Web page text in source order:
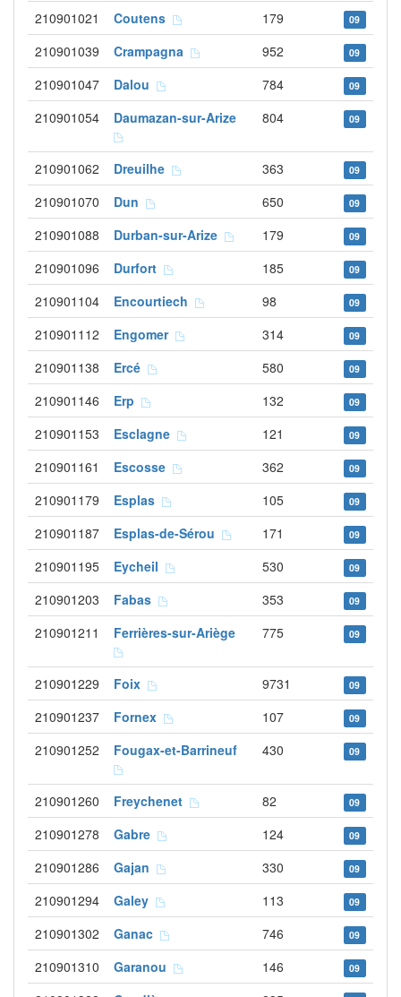
210901021 Coutens 179 09
210901039 Crampagna 952 09
210901047 Dalou 784 09
210901054 Daumazan-sur-Arize 804 09
210901062 Dreuilhe 363 09
210901070 Dun 650 09
210901088 Durban-sur-Arize 179 09
210901096 Durfort 185 09
210901104 Encourtiech 98 09
210901112 Engomer 314 09
210901138 Ercé 580 09
210901146 Erp 132 09
210901153 Esclagne 121 09
210901161 Escosse 362 09
210901179 Esplas 105 09
210901187 Esplas-de-Sérou 171 09
210901195 Eycheil 530 09
210901203 Fabas 353 09
210901211 Ferrières-sur-Ariège 775 09
210901229 Foix 9731 09
210901237 Fornex 107 09
210901252 Fougax-et-Barrineuf 430 09
210901260 Freychenet 82 09
210901278 Gabre 124 09
210901286 Gajan 330 09
210901294 Galey 113 09
210901302 Ganac 746 09
210901310 Garanou 146 09